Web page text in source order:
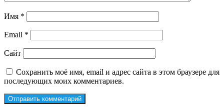
Имя *
Email *
Сайт
Сохранить моё имя, email и адрес сайта в этом браузере для
последующих моих комментариев.